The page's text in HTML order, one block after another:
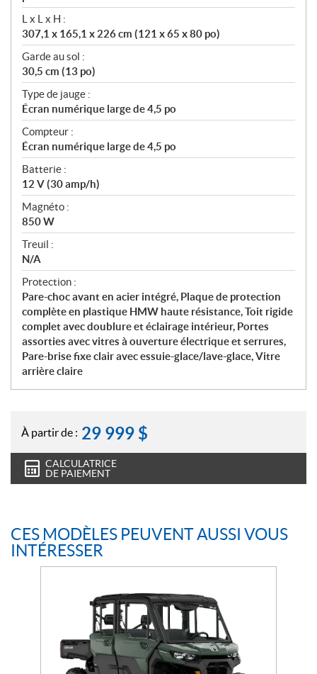
L x L x H :
307,1 x 165,1 x 226 cm (121 x 65 x 80 po)
Garde au sol :
30,5 cm (13 po)
Type de jauge :
Écran numérique large de 4,5 po
Compteur :
Écran numérique large de 4,5 po
Batterie :
12 V (30 amp/h)
Magnéto :
850 W
Treuil :
N/A
Protection :
Pare-choc avant en acier intégré, Plaque de protection
complète en plastique HMW haute résistance, Toit rigide
complet avec doublure et éclairage intérieur, Portes
assorties avec vitres à ouverture électrique et serrures,
Pare-brise fixe clair avec essuie-glace/lave-glace, Vitre
arrière claire
À partir de : 29 999 $
CALCULATRICE
DE PAIEMENT
CES MODÈLES PEUVENT AUSSI VOUS
INTÉRESSER